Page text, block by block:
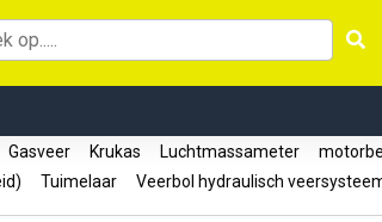
Gasveer Krukas Luchtmassameter
Tuimelaar Veerbol hydraulisch